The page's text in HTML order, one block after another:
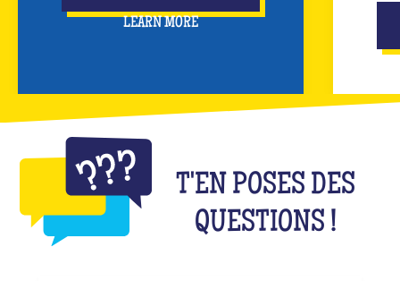
LEARN MORE
T'EN POSES DES
QUESTIONS !